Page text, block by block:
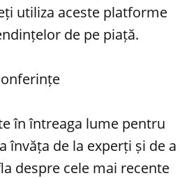
utiliza aceste platforme
de pe piață.
în întreaga lume pentru
învăța de la experți și de a
despre cele mai recente